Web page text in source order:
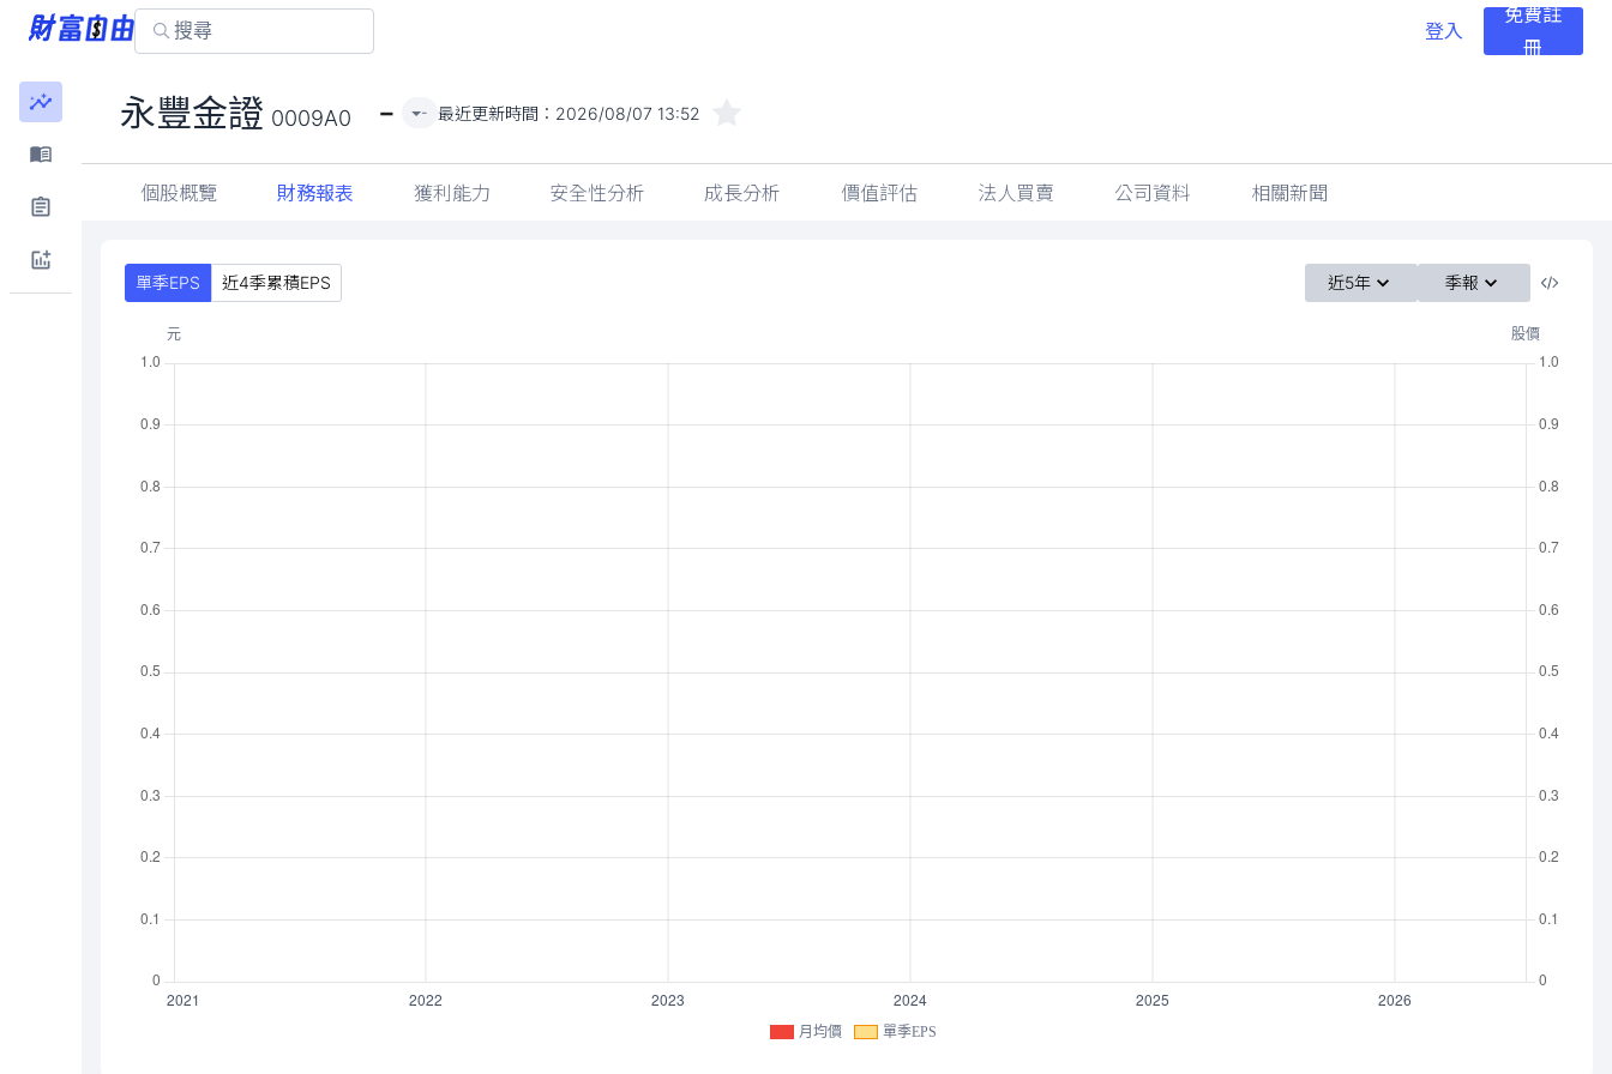
登入
免費註
冊
永豐金證 0009A0 - - 最近更新時間： 2026/08/07 13:52
個股概覽 財務報表 獲利能力 安全性分析 成長分析 價值評估 法人買賣 公司資料 相關新聞
單季EPS 近4季累積EPS 近5年 季報
月均價 單季EPS